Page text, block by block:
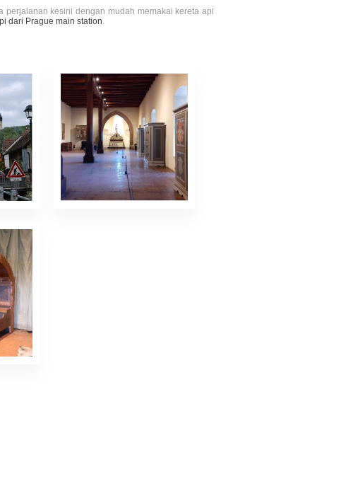
perjalanan kesini dengan mudah memakai kereta api
dari Prague main station.